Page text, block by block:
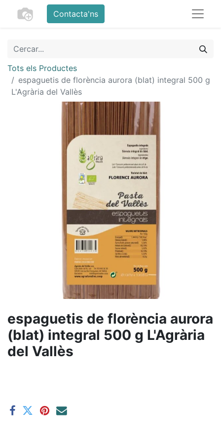
Contacta'ns
Tots els Productes
espaguetis de florència aurora (blat) integral 500 g
L'Agrària del Vallès
espaguetis de florència aurora
(blat) integral 500 g L'Agrària
del Vallès